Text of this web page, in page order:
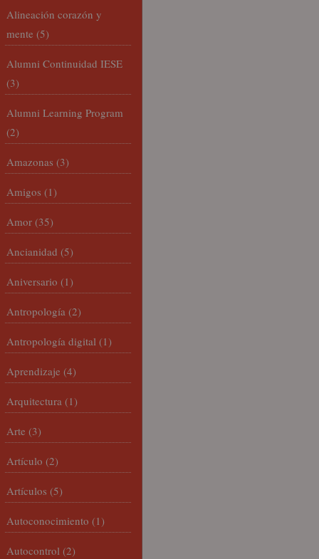
Alineación corazón y
mente (5)
Alumni Continuidad IESE
(3)
Alumni Learning Program
(2)
Amazonas (3)
Amigos (1)
Amor (35)
Ancianidad (5)
Aniversario (1)
Antropología (2)
Antropología digital (1)
Aprendizaje (4)
Arquitectura (1)
Arte (3)
Artículo (2)
Artículos (5)
Autoconocimiento (1)
Autocontrol (2)